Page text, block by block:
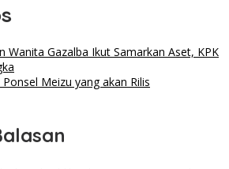
Wanita Gazalba Ikut Samarkan Aset, KPK
Ponsel Meizu yang akan Rilis